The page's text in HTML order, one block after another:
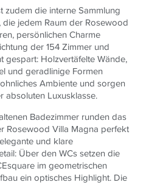
zudem die interne Sammlung
jedem Raum der Rosewood
persönlichen Charme
der 154 Zimmer und
gespart: Holzvertäfelte Wände,
und geradlinige Formen
Ambiente und sorgen
absoluten Luxusklasse.
Badezimmer runden das
Rosewood Villa Magna perfekt
und klare
Über den WCs setzen die
im geometrischen
ein optisches Highlight. Die